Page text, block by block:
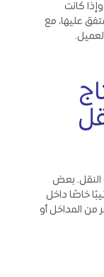
كانت
عليها، مع
بعض
خاصًا داخل
من المداخل أو